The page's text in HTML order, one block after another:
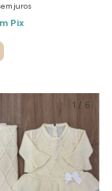
juros
Pix
1 / 6